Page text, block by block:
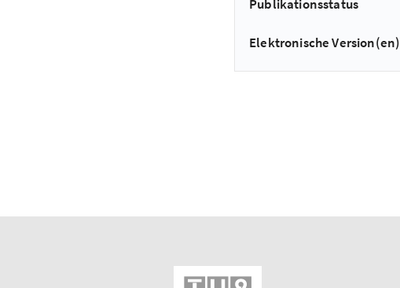
Publikationsstatus
Elektronische Version(en)